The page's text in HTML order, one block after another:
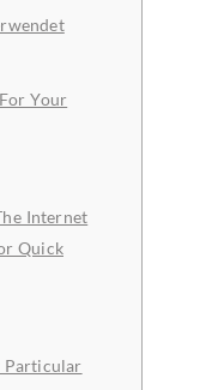
Your
Internet
Quick
Particular